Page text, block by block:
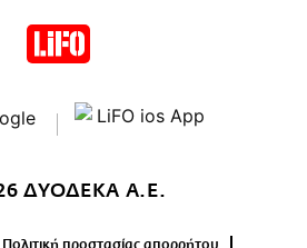
ΔΥΟΔΕΚΑ Α.Ε.
Πολιτική προστασίας απορρήτου